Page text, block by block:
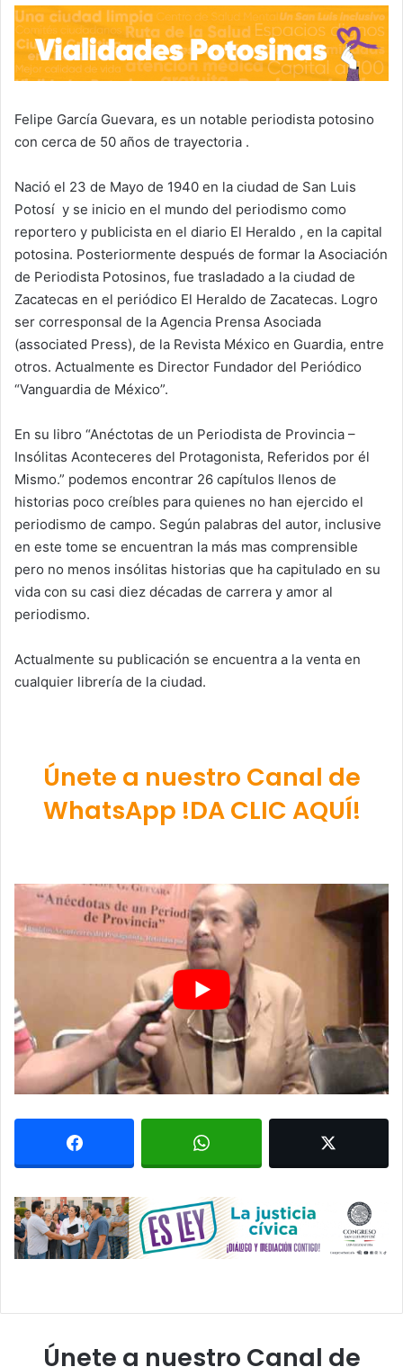
Felipe García Guevara, es un notable periodista potosino
con cerca de 50 años de trayectoria .
Nació el 23 de Mayo de 1940 en la ciudad de San Luis
Potosí y se inicio en el mundo del periodismo como
reportero y publicista en el diario El Heraldo , en la capital
potosina. Posteriormente después de formar la Asociación
de Periodista Potosinos, fue trasladado a la ciudad de
Zacatecas en el periódico El Heraldo de Zacatecas. Logro
ser corresponsal de la Agencia Prensa Asociada
(associated Press), de la Revista México en Guardia, entre
otros. Actualmente es Director Fundador del Periódico
“Vanguardia de México”.
En su libro “Anéctotas de un Periodista de Provincia –
Insólitas Aconteceres del Protagonista, Referidos por él
Mismo.” podemos encontrar 26 capítulos llenos de
historias poco creíbles para quienes no han ejercido el
periodismo de campo. Según palabras del autor, inclusive
en este tome se encuentran la más mas comprensible
pero no menos insólitas historias que ha capitulado en su
vida con su casi diez décadas de carrera y amor al
periodismo.
Actualmente su publicación se encuentra a la venta en
cualquier librería de la ciudad.
Únete a nuestro Canal de
WhatsApp !DA CLIC AQUÍ!
Únete a nuestro Canal de